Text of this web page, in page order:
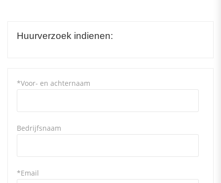
Huurverzoek indienen:
*Voor- en achternaam
Bedrijfsnaam
*Email